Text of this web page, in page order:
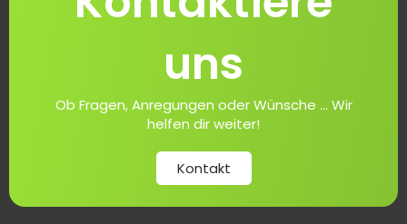
uns
Ob Fragen, Anregungen oder Wünsche ... Wir
helfen dir weiter!
Kontakt